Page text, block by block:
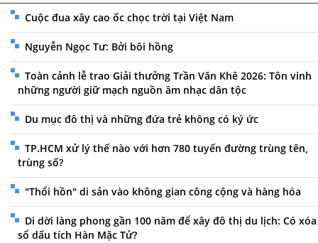
Cuộc đua xây cao ốc chọc trời tại Việt Nam
Nguyễn Ngọc Tư: Bởi bôi hồng
Toàn cảnh lễ trao Giải thưởng Trần Văn Khê 2026: Tôn vinh
những người giữ mạch nguồn âm nhạc dân tộc
Du mục đô thị và những đứa trẻ không có ký ức
TP.HCM xử lý thế nào với hơn 780 tuyến đường trùng tên,
trùng số?
"Thổi hồn" di sản vào không gian công cộng và hàng hóa
Di dời làng phong gần 100 năm để xây đô thị du lịch: Có xóa
sổ dấu tích Hàn Mặc Tử?